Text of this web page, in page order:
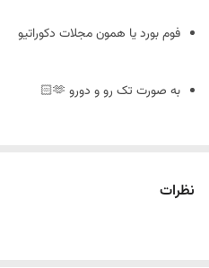
فوم بورد یا همون مجلات دکوراتیو
به صورت تک رو و دورو 🫶🏻
نظرات